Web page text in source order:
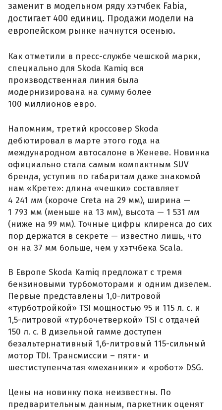
заменит в модельном ряду хэтчбек Fabia,
достигает 400 единиц. Продажи модели на
европейском рынке начнутся осенью.
Как отметили в пресс-службе чешской марки,
специально для Skoda Kamiq вся
производственная линия была
модернизирована на сумму более
100 миллионов евро.
Напомним, третий кроссовер Skoda
дебютировал в марте этого года на
международном автосалоне в Женеве. Новинка
официально стала самым компактным SUV
бренда, уступив по габаритам даже знакомой
нам «Крете»: длина «чешки» составляет
4 241 мм (короче Creta на 29 мм), ширина —
1 793 мм (меньше на 13 мм), высота — 1 531 мм
(ниже на 99 мм). Точные цифры клиренса до сих
пор держатся в секрете — известно лишь, что
он на 37 мм больше, чем у хэтчбека Scala.
В Европе Skoda Kamiq предложат с тремя
бензиновыми турбомоторами и одним дизелем.
Первые представлены 1,0-литровой
«турботройкой» TSI мощностью 95 и 115 л. с. и
1,5-литровой «турбочетверкой» TSI с отдачей
150 л. с. В дизельной гамме доступен
безальтернативный 1,6-литровый 115-сильный
мотор TDI. Трансмиссии – пяти- и
шестиступенчатая «механики» и «робот» DSG.
Цены на новинку пока неизвестны. По
предварительным данным, паркетник оценят